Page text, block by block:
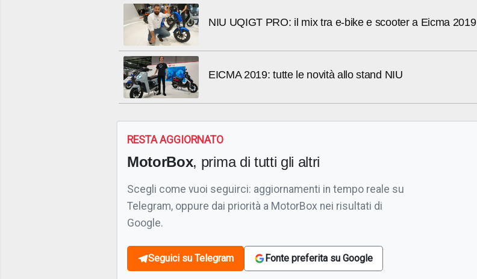
NIU UQIGT PRO: il mix tra e-bike e scooter a Eicma 2019
EICMA 2019: tutte le novità allo stand NIU
RESTA AGGIORNATO
MotorBox, prima di tutti gli altri
Scegli come vuoi seguirci: aggiornamenti in tempo reale su
Telegram, oppure dai priorità a MotorBox nei risultati di
Google.
Seguici su Telegram Fonte preferita su Google